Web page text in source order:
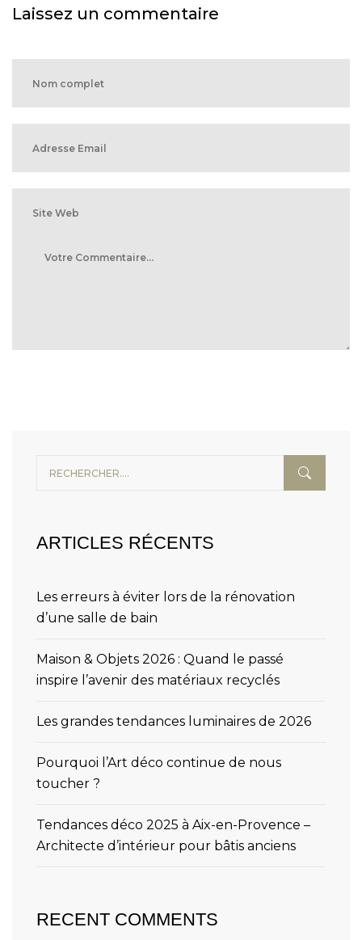
Laissez un commentaire
ARTICLES RÉCENTS
Les erreurs à éviter lors de la rénovation
d’une salle de bain
Maison & Objets 2026 : Quand le passé
inspire l’avenir des matériaux recyclés
Les grandes tendances luminaires de 2026
Pourquoi l’Art déco continue de nous
toucher ?
Tendances déco 2025 à Aix-en-Provence –
Architecte d’intérieur pour bâtis anciens
RECENT COMMENTS